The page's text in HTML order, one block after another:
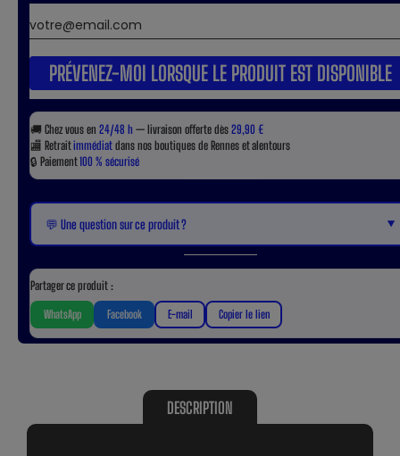
PRÉVENEZ-MOI LORSQUE LE PRODUIT EST DISPONIBLE
🚚 Chez vous en 24/48 h — livraison offerte dès29,90 €
🏬 Retraitimmédiatdans nos boutiques de Rennes et alentours
🔒 Paiement100 % sécurisé
💬 Une question sur ce produit ? ▼
Partager ce produit :
WhatsApp Facebook E-mail Copier le lien
DESCRIPTION